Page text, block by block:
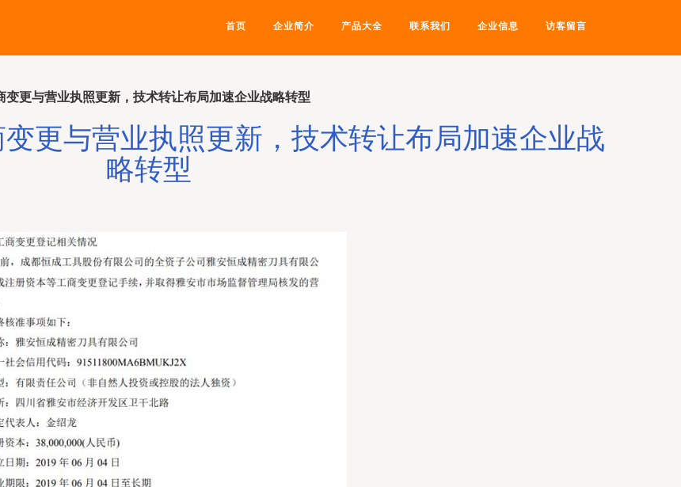
首页 企业简介 产品大全 联系我们 企业信息 访客留言
变更与营业执照更新，技术转让布局加速企业战略转型
更与营业执照更新，技术转让布局加速企业战
略转型